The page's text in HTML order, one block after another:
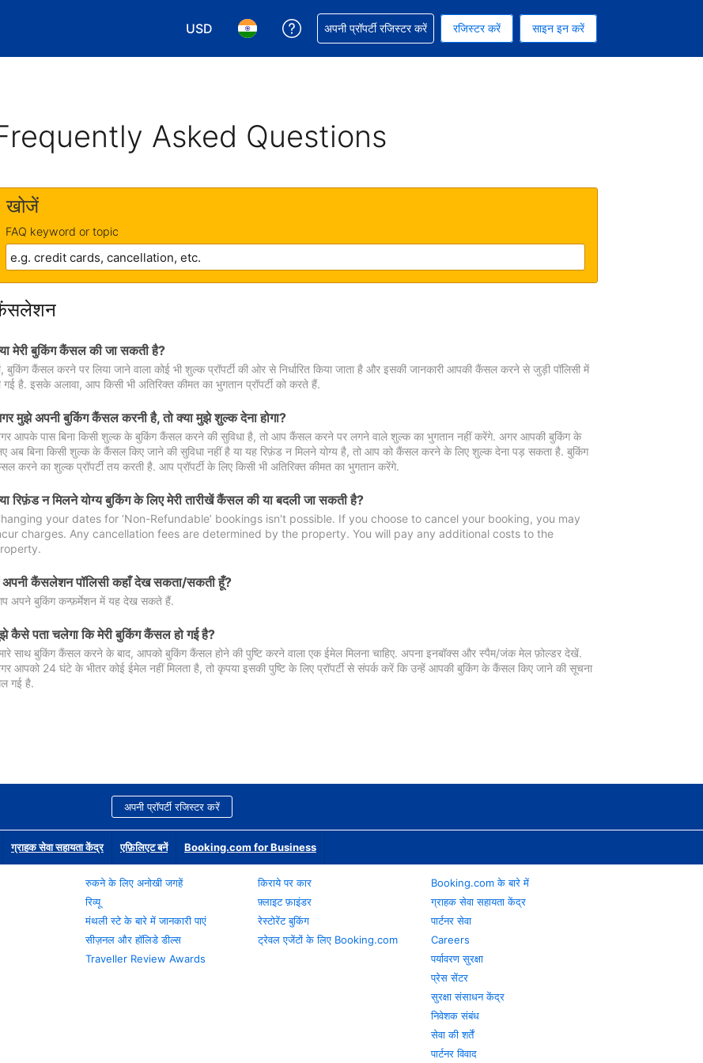
USD
अपनी करेंसी चुनें. आपने अभी USD करेंसी को चुना हुआ है
अपनी भाषा चुनें. आपने अभी हिन्दी भाषा को चुना हुआ है
अपनी बुकिंग में सहायता पाएं
अपनी प्रॉपर्टी रजिस्टर करें रजिस्टर करें साइन इन करें
Asked Questions
खोजें
FAQ keyword or topic
मेरी बुकिंग कैंसल की जा सकती है?
बुकिंग कैंसल करने पर लिया जाने वाला कोई भी शुल्क प्रॉपर्टी की ओर से निर्धारित किया जाता है और इसकी जानकारी आपकी कैंसल करने से जुड़ी पॉलिसी में
गई है. इसके अलावा, आप किसी भी अतिरिक्त कीमत का भुगतान प्रॉपर्टी को करते हैं.
मुझे अपनी बुकिंग कैंसल करनी है, तो क्या मुझे शुल्क देना होगा?
आपके पास बिना किसी शुल्क के बुकिंग कैंसल करने की सुविधा है, तो आप कैंसल करने पर लगने वाले शुल्क का भुगतान नहीं करेंगे. अगर आपकी बुकिंग के
अब बिना किसी शुल्क के कैंसल किए जाने की सुविधा नहीं है या यह रिफ़ंड न मिलने योग्य है, तो आप को कैंसल करने के लिए शुल्क देना पड़ सकता है. बुकिंग
करने का शुल्क प्रॉपर्टी तय करती है. आप प्रॉपर्टी के लिए किसी भी अतिरिक्त कीमत का भुगतान करेंगे.
रिफ़ंड न मिलने योग्य बुकिंग के लिए मेरी तारीखें कैंसल की या बदली जा सकती है?
your dates for ‘Non-Refundable’ bookings isn't possible. If you choose to cancel your booking, you may
charges. Any cancellation fees are determined by the property. You will pay any additional costs to the
अपनी कैंसलेशन पॉलिसी कहाँ देख सकता/सकती हूँ?
अपने बुकिंग कन्फ़र्मेशन में यह देख सकते हैं.
कैसे पता चलेगा कि मेरी बुकिंग कैंसल हो गई है?
साथ बुकिंग कैंसल करने के बाद, आपको बुकिंग कैंसल होने की पुष्टि करने वाला एक ईमेल मिलना चाहिए. अपना इनबॉक्स और स्पैम/जंक मेल फ़ोल्डर देखें.
आपको 24 घंटे के भीतर कोई ईमेल नहीं मिलता है, तो कृपया इसकी पुष्टि के लिए प्रॉपर्टी से संपर्क करें कि उन्हें आपकी बुकिंग के कैंसल किए जाने की सूचना
गई है.
अपनी प्रॉपर्टी रजिस्टर करें
ग्राहक सेवा सहायता केंद्र एफ़िलिएट बनें Booking.com for Business
रुकने के लिए अनोखी जगहें
रिव्यू
मंथली स्टे के बारे में जानकारी पाएं
सीज़नल और हॉलिडे डील्स
Traveller Review Awards
किराये पर कार
फ़्लाइट फ़ाइंडर
रेस्टोरेंट बुकिंग
ट्रेवल एजेंटों के लिए Booking.com
Booking.com के बारे में
ग्राहक सेवा सहायता केंद्र
पार्टनर सेवा
Careers
पर्यावरण सुरक्षा
प्रेस सेंटर
सुरक्षा संसाधन केंद्र
निवेशक संबंध
सेवा की शर्तें
पार्टनर विवाद